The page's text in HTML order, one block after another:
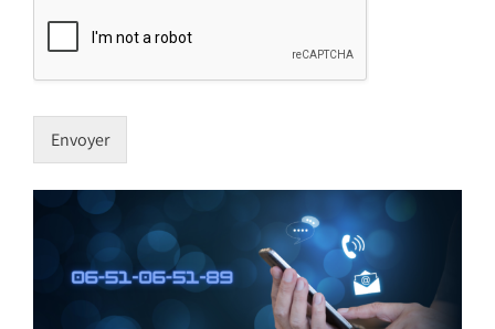
Envoyer